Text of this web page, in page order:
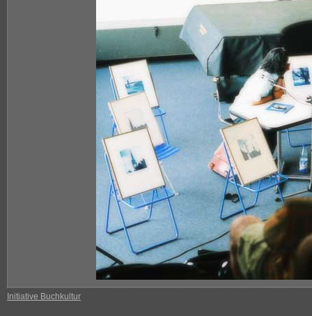
Initiative Buchkultur